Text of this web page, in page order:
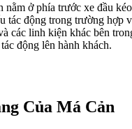
nằm ở phía trước xe đầu
tác động trong trường hợp
các linh kiện khác bên
động lên hành khách.
Của Má Cản